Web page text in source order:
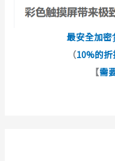
最安全加
（10%的折
【需